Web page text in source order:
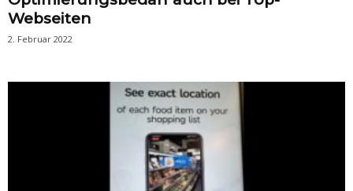
Webseiten
2. Februar 2022